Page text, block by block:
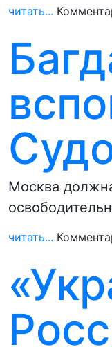
читать...
Москва
читать...